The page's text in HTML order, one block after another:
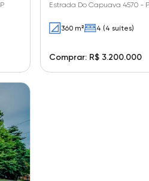
Estrada Do Capuava 4570 -
360 m² 4 (4 suítes)
Comprar: R$ 3.200.000